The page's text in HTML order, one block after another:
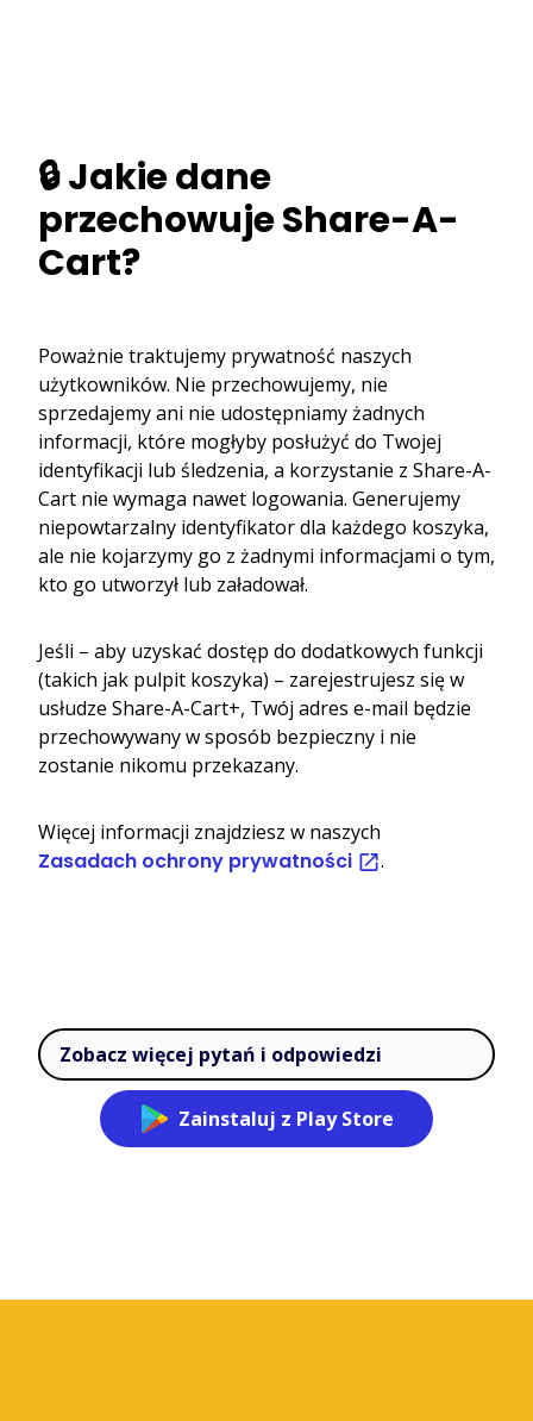
🔒 Jakie dane
przechowuje Share-A-
Cart?
Poważnie traktujemy prywatność naszych
użytkowników. Nie przechowujemy, nie
sprzedajemy ani nie udostępniamy żadnych
informacji, które mogłyby posłużyć do Twojej
identyfikacji lub śledzenia, a korzystanie z Share-A-
Cart nie wymaga nawet logowania. Generujemy
niepowtarzalny identyfikator dla każdego koszyka,
ale nie kojarzymy go z żadnymi informacjami o tym,
kto go utworzył lub załadował.
Jeśli – aby uzyskać dostęp do dodatkowych funkcji
(takich jak pulpit koszyka) – zarejestrujesz się w
usłudze Share-A-Cart+, Twój adres e-mail będzie
przechowywany w sposób bezpieczny i nie
zostanie nikomu przekazany.
Więcej informacji znajdziesz w naszych
Zasadach ochrony prywatności .
Zobacz więcej pytań i odpowiedzi
Zainstaluj z Play Store